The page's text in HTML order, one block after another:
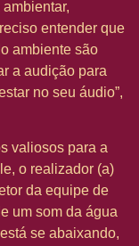
entender que
ambiente são
a audição para
no seu áudio”,
valiosos para a
o realizador (a)
da equipe de
um som da água
se abaixando,